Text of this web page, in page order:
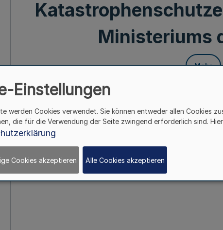
Ministeriums
Mehr
Dachbeschriftung der mit
Einsatzfahrzeuge der Feuerwehr
Runderlass des
Vom 17. Juni
Einstellungen
werden Cookies verwendet. Sie können entweder allen Cookies
die für die Verwendung der Seite zwingend erforderlich sind.
Cookies akzeptieren Alle Cookies akzeptieren